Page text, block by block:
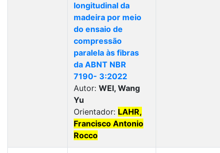
longitudinal da
madeira por meio
do ensaio de
compressão
paralela às fibras
da ABNT NBR
7190- 3:2022
Autor: WEI, Wang
Yu
Orientador: LAHR,
Francisco Antonio
Rocco